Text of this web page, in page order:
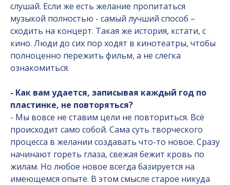
слушай. Если же есть желание пропитаться
музыкой полностью - самый лучший способ –
сходить на концерт. Такая же история, кстати, с
кино. Люди до сих пор ходят в кинотеатры, чтобы
полноценно пережить фильм, а не слегка
ознакомиться.
- Как вам удается, записывая каждый год по
пластинке, не повторяться?
- Мы вовсе не ставим цели не повториться. Всё
происходит само собой. Сама суть творческого
процесса в желании создавать что-то новое. Сразу
начинают гореть глаза, свежая бежит кровь по
жилам. Но любое новое всегда базируется на
имеющемся опыте. В этом смысле старое никуда